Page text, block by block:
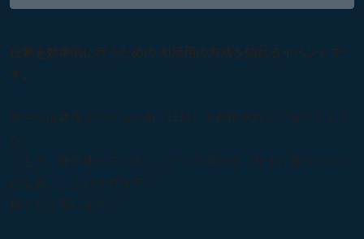
仕事を効率的に行うための AI活用の方法を知れるイベントで
す。
皆さんは普段どのぐらいAI（LLM）を利用されているでしょう
「もう、毎日使っている。」という方から「たまに使うぐらい
かなあ。」という方まで、
様々だと思います。